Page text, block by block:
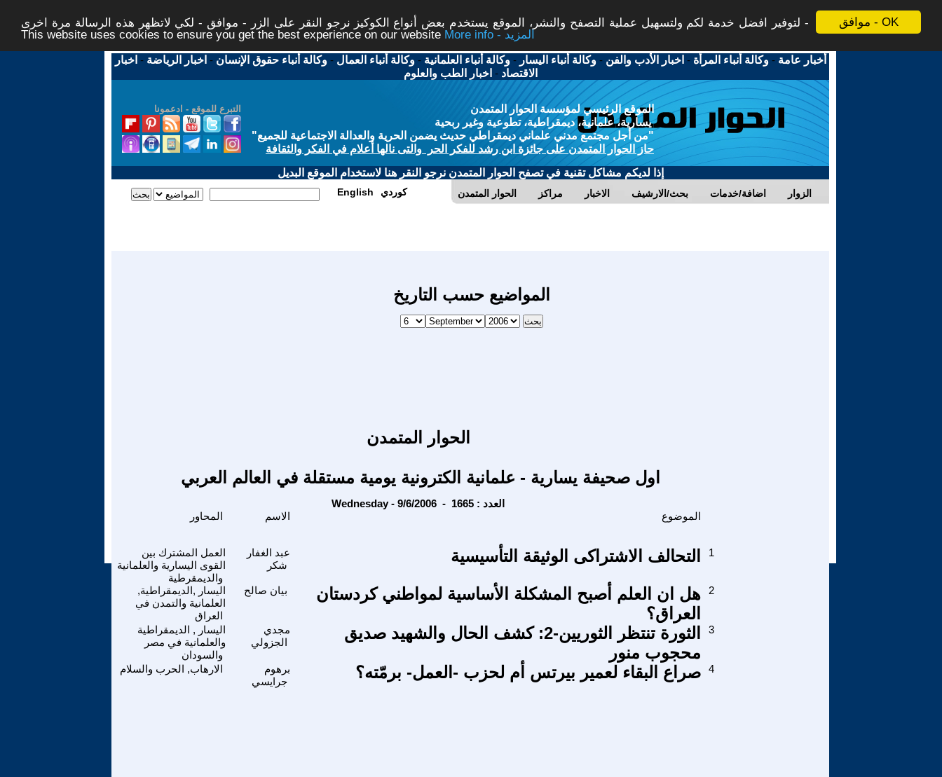
موافق - OK
لتوفير افضل خدمة لكم ولتسهيل عملية التصفح والنشر، الموقع يستخدم بعض أنواع الكوكيز نرجو النقر على الزر - موافق - لكي لاتظهر هذه الرسالة مرة اخرى -
This website uses cookies to ensure you get the best experience on our website
More info - المزيد
أخبار عامة -وكالة أنباء المرأة - اخبار الأدب والفن -وكالة أنباء اليسار -وكالة أنباء العلمانية -وكالة أنباء العمال -وكالة أنباء حقوق الإنسان - اخبار الرياضة - اخبار
الاقتصاد - اخبار الطب والعلوم
التبرع للموقع - ادعمونا
الموقع الرئيسي لمؤسسة الحوار المتمدن
يسارية، علمانية، ديمقراطية، تطوعية وغير ربحية
"من أجل مجتمع مدني علماني ديمقراطي حديث يضمن الحرية والعدالة الاجتماعية للجميع"
حاز الحوار المتمدن على جائزة ابن رشد للفكر الحر والتى نالها أعلام في الفكر والثقافة
إذا لديكم مشاكل تقنية في تصفح الحوار المتمدن نرجو النقر هنا لاستخدام الموقع البديل
الحوار المتمدن مراكز الاخبار بحث/الارشيف اضافة/خدمات الزوار English كوردي
المواضيع حسب التاريخ
الحوار المتمدن
اول صحيفة يسارية - علمانية الكترونية يومية مستقلة في العالم العربي
Wednesday - 9/6/2006 - العدد : 1665
الاسم الموضوع
العمل المشترك بين
القوى اليسارية والعلمانية
والديمقرطية
عبد الغفار
شكر
التحالف الاشتراكى الوثيقة التأسيسية 1
اليسار ,الديمقراطية,
العلمانية والتمدن في
العراق
بيان صالح
هل ان العلم أصبح المشكلة الأساسية لمواطني كردستان
العراق؟
2
اليسار , الديمقراطية
والعلمانية في مصر
والسودان
مجدي
الجزولي
الثورة تنتظر الثوريين-2: كشف الحال والشهيد صديق
محجوب منور
3
الارهاب, الحرب والسلام
برهوم
جرايسي
صراع البقاء لعمير بيرتس أم لحزب -العمل- برمّته؟ 4